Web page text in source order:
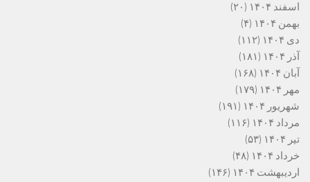
اسفند ۱۴۰۴
(۲۰)
بهمن ۱۴۰۴
(۴)
دی ۱۴۰۴
(۱۱۲)
آذر ۱۴۰۴
(۱۸۱)
آبان ۱۴۰۴
(۱۶۸)
مهر ۱۴۰۴
(۱۷۹)
شهریور ۱۴۰۴
(۱۹۱)
مرداد ۱۴۰۴
(۱۱۶)
تیر ۱۴۰۴
(۵۳)
خرداد ۱۴۰۴
(۴۸)
اردیبهشت ۱۴۰۴
(۱۴۶)